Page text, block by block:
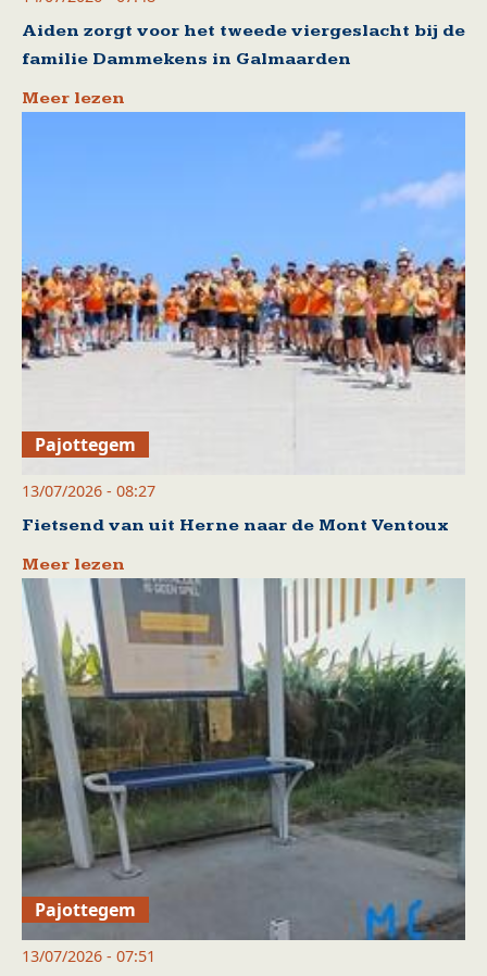
Aiden zorgt voor het tweede viergeslacht bij de
familie Dammekens in Galmaarden
Meer lezen
Pajottegem
13/07/2026 - 08:27
Fietsend van uit Herne naar de Mont Ventoux
Meer lezen
Pajottegem
13/07/2026 - 07:51